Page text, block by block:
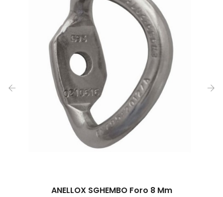
ANELLOX SGHEMBO Foro 8 Mm